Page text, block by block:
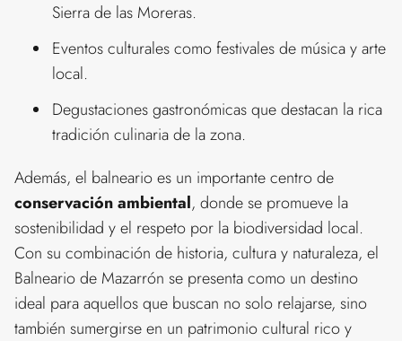
Sierra de las Moreras.
Eventos culturales como festivales de música y arte
local.
Degustaciones gastronómicas que destacan la rica
tradición culinaria de la zona.
Además, el balneario es un importante centro de
conservación ambiental, donde se promueve la
sostenibilidad y el respeto por la biodiversidad local.
Con su combinación de historia, cultura y naturaleza, el
Balneario de Mazarrón se presenta como un destino
ideal para aquellos que buscan no solo relajarse, sino
también sumergirse en un patrimonio cultural rico y